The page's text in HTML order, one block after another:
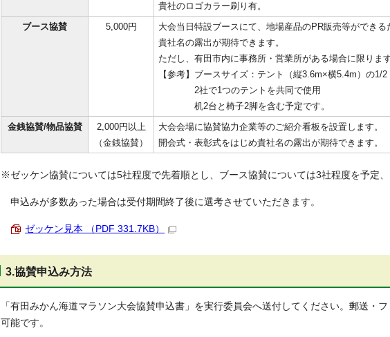
貴社のロゴカラー刷り有。
ブース協賛
5,000円
大会当日特設ブースにて、地場産品のPR販売等ができる
貴社名の露出が期待できます。
ただし、有田市内に事務所・営業所がある場合に限ります
【参考】ブースサイズ：テント（縦3.6m×横5.4m）の1/2
2社で1つのテントを共同で使用
机2台と椅子2脚を含む予定です。
金銭協賛/物品協賛
2,000円以上
（金銭協賛）
大会会場に協賛協力企業等のご紹介看板を設置します。
開会式・表彰式をはじめ貴社名の露出が期待できます。
※ゼッケン協賛については5社程度で先着順とし、ブース協賛については3社程度を予定、
申込みが多数あった場合は受付期間終了後に選考させていただきます。
ゼッケン見本 （PDF 331.7KB）
3.協賛申込み方法
「有田みかん海道マラソン大会協賛申込書」を実行委員会へ送付してください。郵送・
可能です。